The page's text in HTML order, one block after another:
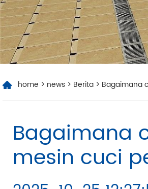
home > news > Berita > Bagaimana
​Bagaimana
mesin cuci